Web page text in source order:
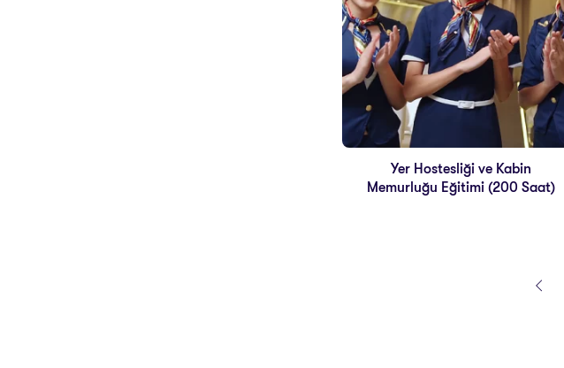
Yer Hostesliği ve Kabin
Memurluğu Eğitimi (200 Saat)